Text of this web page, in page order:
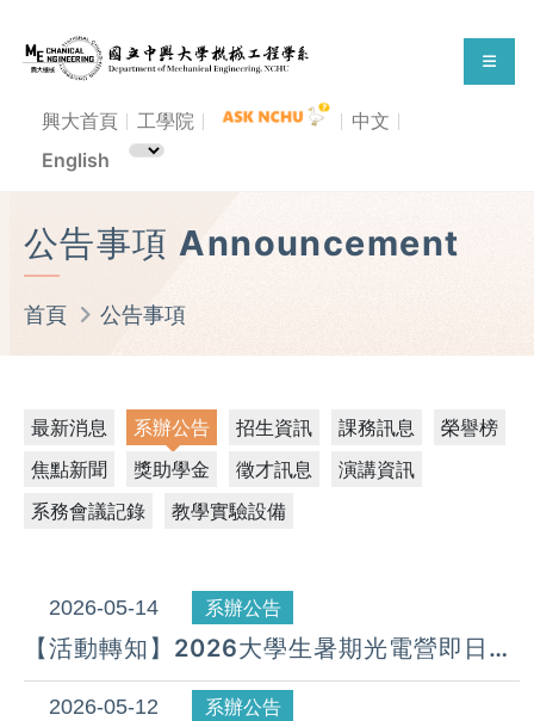
興大首頁 工學院
中文
English
公告事項 Announcement
首頁 公告事項
最新消息 系辦公告 招生資訊 課務訊息
榮譽榜
焦點新聞
獎助學金 徵才訊息
演講資訊
系務會議記錄
教學實驗設備
2026-05-14 系辦公告
【活動轉知】2026大學生暑期光電營即日起
開始報名(7/15截止報名)
2026-05-12 系辦公告